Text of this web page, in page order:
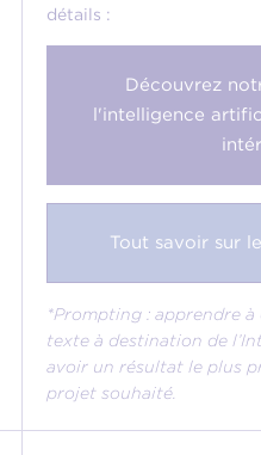
détails :
Découvrez
l'intelligence
Tout savoir sur
*Prompting : apprendre
texte à destination de
avoir un résultat le plus
projet souhaité.